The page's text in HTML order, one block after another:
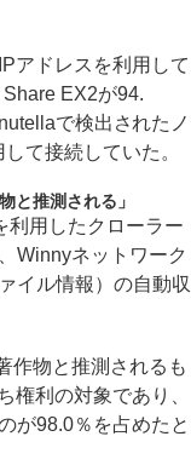
アドレスを利用して
EX2が94.
で検出されたノ
て接続していた。
と推測される」
用したクローラー
Winnyネットワーク
イル情報）の自動収
作物と推測されるも
権利の対象であり、
が98.0％を占めたと